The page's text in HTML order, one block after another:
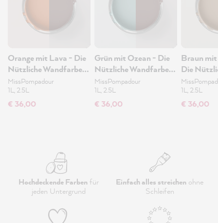
Orange mit Lava - Die
Nützliche Wandfarbe
1L
MissPompadour
1L, 2.5L
€ 36,00
Grün mit Ozean - Die
Nützliche Wandfarbe
1L
MissPompadour
1L, 2.5L
€ 36,00
Braun
Die
1L, 2.5L
€ 36,00
Hochdeckende Farbenfür
jeden Untergrund
Einfach alles streichen ohne
Schleifen